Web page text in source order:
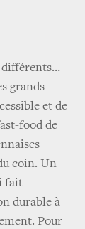
différents…
grands
et de
food de
coin. Un
fait
durable à
Pour